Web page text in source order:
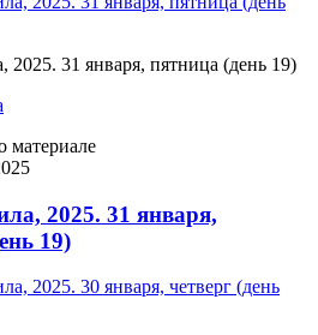
2025. 31 января, пятница (день 19)
материале
2025. 31 января,
19)